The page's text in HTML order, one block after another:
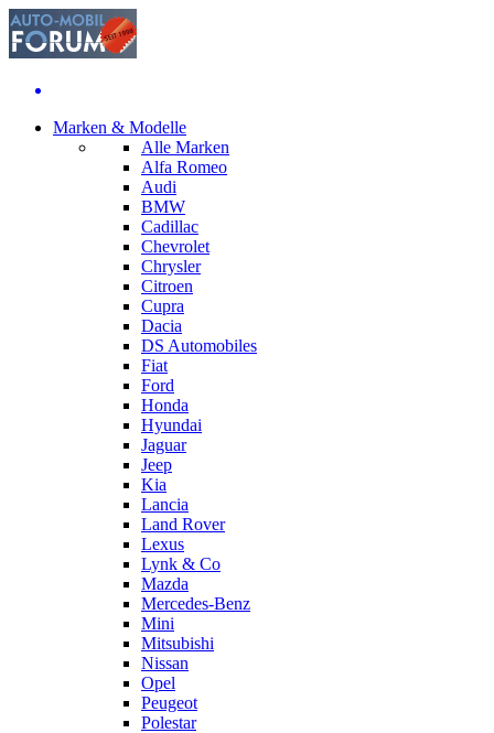
Marken & Modelle
Alle Marken
Alfa Romeo
Audi
BMW
Cadillac
Chevrolet
Chrysler
Citroen
Cupra
Dacia
DS Automobiles
Fiat
Ford
Honda
Hyundai
Jaguar
Jeep
Kia
Lancia
Land Rover
Lexus
Lynk & Co
Mazda
Mercedes-Benz
Mini
Mitsubishi
Nissan
Opel
Peugeot
Polestar